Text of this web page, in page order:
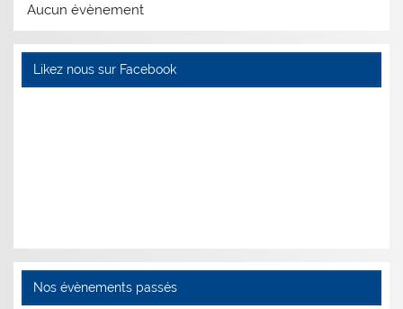
Aucun évènement
Likez nous sur Facebook
Nos évènements passés